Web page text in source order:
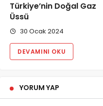
Türkiye’nin Doğal Gaz
Üssü
30 Ocak 2024
DEVAMINI OKU
YORUM YAP